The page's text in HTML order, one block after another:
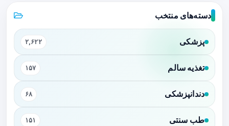
دسته‌های منتخب
پزشکی ۲,۶۲۲
تغذیه سالم ۱۵۷
دندانپزشکی ۶۸
طب سنتی ۱۵۱